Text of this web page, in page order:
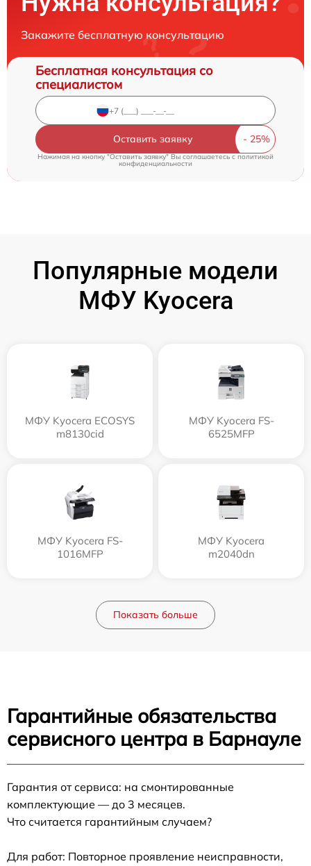
Закажите бесплатную консультацию
Бесплатная консультация со
специалистом
Оставить заявку
Нажимая на кнопку "Оставить заявку" Вы соглашаетесь cполитикой
конфиденциальности
Популярные модели
МФУ Kyocera
МФУ Kyocera ECOSYS
m8130cid
МФУ Kyocera FS-
6525MFP
МФУ Kyocera FS-
1016MFP
МФУ Kyocera
m2040dn
Показать больше
Гарантийные обязательства
сервисного центра в Барнауле
Гарантия от сервиса: на смонтированные
комплектующие — до 3 месяцев.
Что считается гарантийным случаем?
Для работ: Повторное проявление неисправности,